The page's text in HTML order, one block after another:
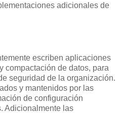
adicionales de
escriben aplicaciones
compactación de datos, para
seguridad de la organización.
y mantenidos por las
de configuración
Adicionalmente las